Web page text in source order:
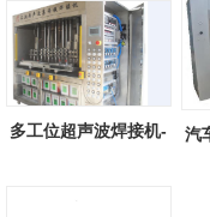
多工位超声波焊接机-
汽